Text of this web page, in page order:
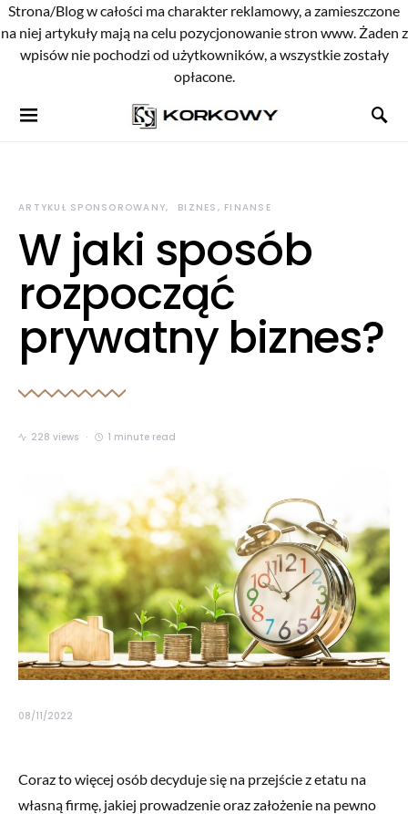
Strona/Blog w całości ma charakter reklamowy, a zamieszczone
na niej artykuły mają na celu pozycjonowanie stron www. Żaden z
wpisów nie pochodzi od użytkowników, a wszystkie zostały
opłacone.
ARTYKUŁ SPONSOROWANY BIZNES, FINANSE
W jaki sposób
rozpocząć
prywatny biznes?
228 views 1 minute read
08/11/2022
Coraz to więcej osób decyduje się na przejście z etatu na
własną firmę, jakiej prowadzenie oraz założenie na pewno